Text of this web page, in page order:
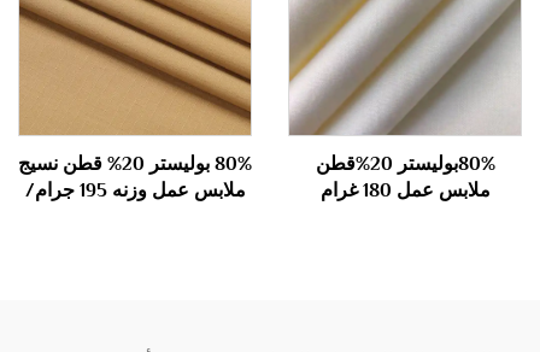
80%بوليستر 20%قطن
ملابس عمل 180 غرام
80% بوليستر 20% قطن نسيج
ملابس عمل وزنه 195 جرام/